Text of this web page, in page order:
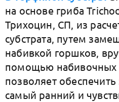
на основе гриба
Трихоцин, СП, из
субстрата, путем
набивкой горшков,
помощью набивочных
позволяет
самый ранний и